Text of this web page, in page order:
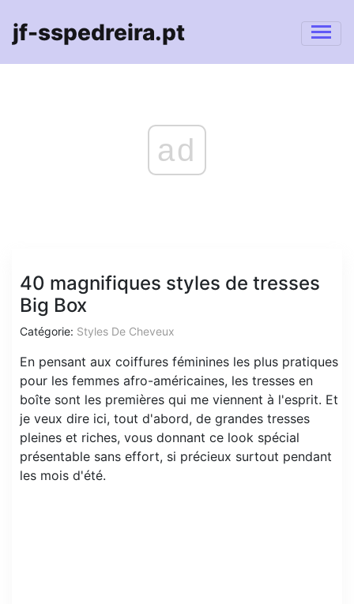
jf-sspedreira.pt
ad
40 magnifiques styles de tresses
Big Box
Catégorie: Styles De Cheveux
En pensant aux coiffures féminines les plus pratiques
pour les femmes afro-américaines, les tresses en
boîte sont les premières qui me viennent à l'esprit. Et
je veux dire ici, tout d'abord, de grandes tresses
pleines et riches, vous donnant ce look spécial
présentable sans effort, si précieux surtout pendant
les mois d'été.